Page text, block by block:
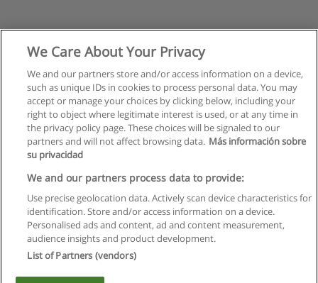
Regulamin
Polityka ochrony danych osobowych
We Care About Your Privacy
We and our partners store and/or access information on a device,
such as unique IDs in cookies to process personal data. You may
accept or manage your choices by clicking below, including your
right to object where legitimate interest is used, or at any time in
the privacy policy page. These choices will be signaled to our
partners and will not affect browsing data. Más información sobre
su privacidad
We and our partners process data to provide:
Use precise geolocation data. Actively scan device characteristics for
identification. Store and/or access information on a device.
Personalised ads and content, ad and content measurement,
audience insights and product development.
List of Partners (vendors)